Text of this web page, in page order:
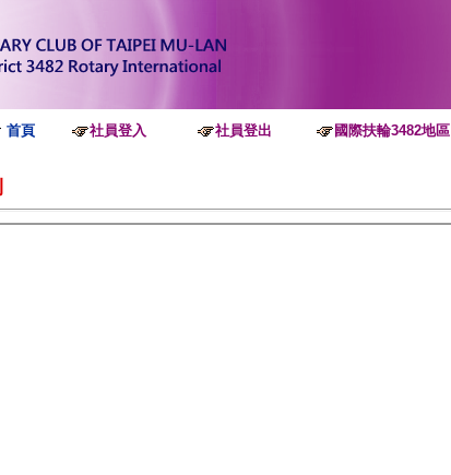
首頁 社員登入 社員登出 國際扶輪3482地區